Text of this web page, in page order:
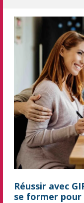
Réussir avec
se former pour